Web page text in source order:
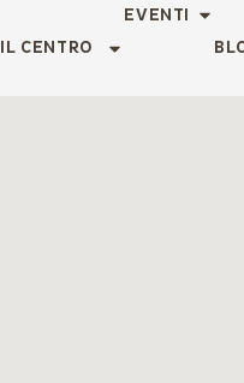
IL CENTRO
EVENTI